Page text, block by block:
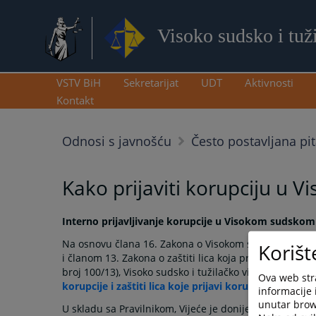
Visoko sudsko i
VSTV BiH Sekretarijat UDT Aktivnosti
Kontakt
Odnosi s javnošću Često postavljana
Kako prijaviti korupciju u
Interno prijavljivanje korupcije u Visokom
Na osnovu člana 16. Zakona o Visokom sudskom i
i članom 13. Zakona o zaštiti lica koja prijavljuju
broj 100/13), Visoko sudsko i tužilačko vijeće Bosne i
korupcije i zaštiti lica koje prijavi korupciju u VSTV
U skladu sa Pravilnikom, Vijeće je donijelo Odluku o
Ova web
informacije
unutar